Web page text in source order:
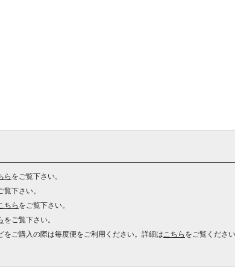
らをご覧下さい。
覧下さい。
ちらをご覧下さい。
をご覧下さい。
をご購入の際は毎度便をご利用ください。詳細は こちらをご覧ください